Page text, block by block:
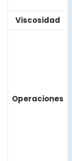
Viscosidad
Operaciones